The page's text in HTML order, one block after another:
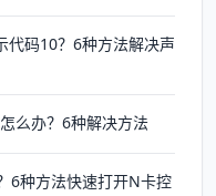
码10？6种方法解决声
么办？6种解决方法
6种方法快速打开N卡控